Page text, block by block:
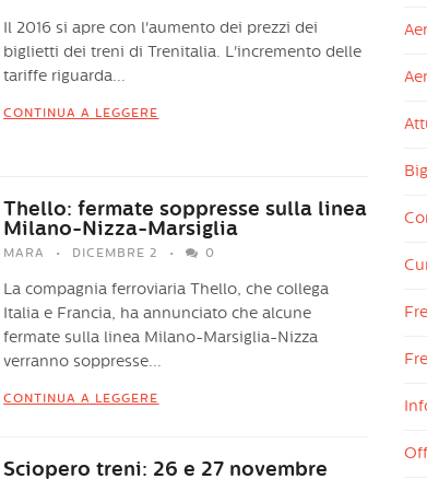
Il 2016 si apre con l'aumento dei prezzi dei
biglietti dei treni di Trenitalia. L'incremento delle
tariffe riguarda...
CONTINUA A LEGGERE
Thello: fermate soppresse sulla linea
Milano-Nizza-Marsiglia
MARA DICEMBRE 2 0
La compagnia ferroviaria Thello, che collega
Italia e Francia, ha annunciato che alcune
fermate sulla linea Milano-Marsiglia-Nizza
verranno soppresse...
CONTINUA A LEGGERE
Sciopero treni: 26 e 27 novembre